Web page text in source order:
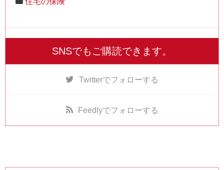
SNSでもご購読できます。
Twitterでフォローする
Feedlyでフォローする